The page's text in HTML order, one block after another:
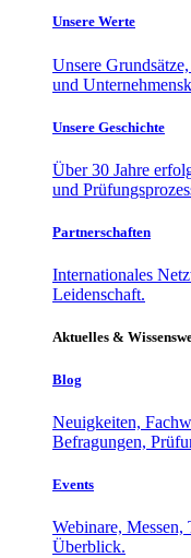
Unsere Werte
Unsere
und
Unsere Geschichte
Über 30 Jahre
und
Partnerschaften
Internationales
Leidenschaft.
Aktuelles &
Blog
Neuigkeiten,
Befragungen,
Events
Webinare, Messen,
Überblick.